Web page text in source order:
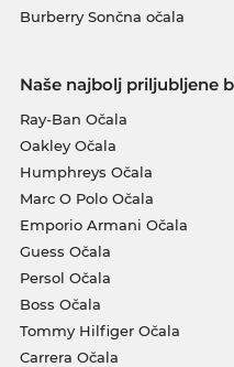
Burberry Sončna očala
Naše najbolj priljubljene
Ray-Ban Očala
Oakley Očala
Humphreys Očala
Marc O Polo Očala
Emporio Armani Očala
Guess Očala
Persol Očala
Boss Očala
Tommy Hilfiger Očala
Carrera Očala